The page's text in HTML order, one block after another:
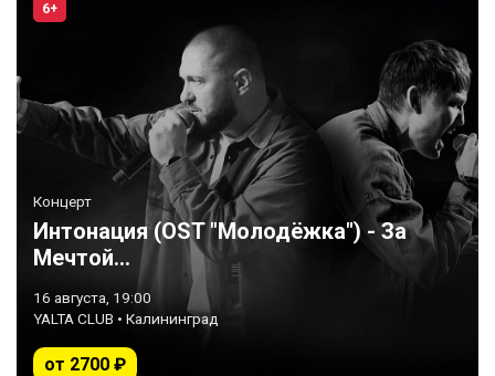
6+
Концерт
Интонация (OST "Молодёжка") - За
Мечтой...
16 августа, 19:00
YALTA CLUB • Калининград
от 2700 ₽